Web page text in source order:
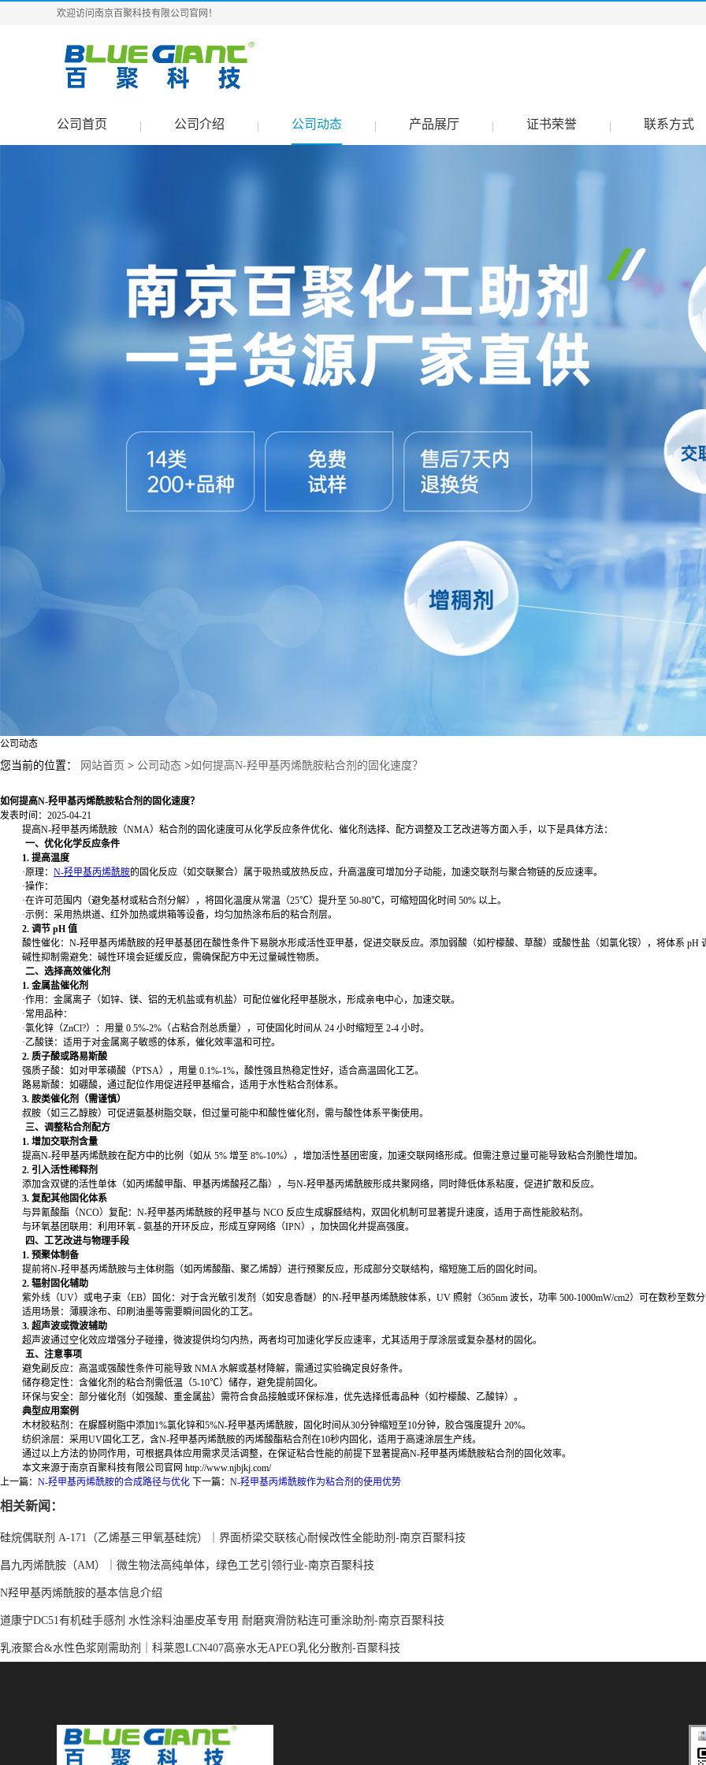
欢迎访问南京百聚科技有限公司官网！
公司首页 公司介绍 公司动态 产品展厅 证书荣誉 联系方式
公司动态
您当前的位置： 网站首页 > 公司动态 >如何提高N-羟甲基丙烯酰胺粘合剂的固化速度？
如何提高N-羟甲基丙烯酰胺粘合剂的固化速度？
发表时间：2025-04-21
提高N-羟甲基丙烯酰胺（NMA）粘合剂的固化速度可从化学反应条件优化、催化剂选择、配方调整及工艺改进等方面入手，以下是具体方法：
一、优化化学反应条件
1.提高温度
·原理： N-羟甲基丙烯酰胺的固化反应（如交联聚合）属于吸热或放热反应，升高温度可增加分子动能，加速交联剂与聚合物链的反应速率。
·操作：
·在许可范围内（避免基材或粘合剂分解），将固化温度从常温（25℃）提升至 50-80℃，可缩短固化时间 50% 以上。
·示例：采用热烘道、红外加热或烘箱等设备，均匀加热涂布后的粘合剂层。
2.调节pH值
酸性催化： N-羟甲基丙烯酰胺的羟甲基基团在酸性条件下易脱水形成活性亚甲基，促进交联反应。添加弱酸（如柠檬酸、草酸）或酸性盐（如氯化铵），将体系 pH
碱性抑制需避免：碱性环境会延缓反应，需确保配方中无过量碱性物质。
二、选择高效催化剂
1.金属盐催化剂
·作用：金属离子（如锌、镁、铝的无机盐或有机盐）可配位催化羟甲基脱水，形成亲电中心，加速交联。
·常用品种：
·氯化锌（ZnCl?）：用量 0.5%-2% （占粘合剂总质量），可使固化时间从 24 小时缩短至 2-4 小时。
·乙酸镁：适用于对金属离子敏感的体系，催化效率温和可控。
2.质子酸或路易斯酸
强质子酸：如对甲苯磺酸（PTSA），用量 0.1%-1%，酸性强且热稳定性好，适合高温固化工艺。
路易斯酸：如硼酸，通过配位作用促进羟甲基缩合，适用于水性粘合剂体系。
3.胺类催化剂（需谨慎）
叔胺（如三乙醇胺）可促进氨基树脂交联，但过量可能中和酸性催化剂，需与酸性体系平衡使用。
三、调整粘合剂配方
1.增加交联剂含量
提高N-羟甲基丙烯酰胺在配方中的比例（如从 5% 增至 8%-10%），增加活性基团密度，加速交联网络形成。但需注意过量可能导致粘合剂脆性增加。
2. 引入活性稀释剂
添加含双键的活性单体（如丙烯酸甲酯、甲基丙烯酸羟乙酯），与N-羟甲基丙烯酰胺形成共聚网络，同时降低体系粘度，促进扩散和反应。
3.复配其他固化体系
与异氰酸酯（NCO）复配： N-羟甲基丙烯酰胺的羟甲基与 NCO 反应生成脲醛结构，双固化机制可显著提升速度，适用于高性能胶粘剂。
与环氧基团联用：利用环氧 - 氨基的开环反应，形成互穿网络（IPN），加快固化并提高强度。
四、工艺改进与物理手段
1.预聚体制备
提前将N-羟甲基丙烯酰胺与主体树脂（如丙烯酸酯、聚乙烯醇）进行预聚反应，形成部分交联结构，缩短施工后的固化时间。
2.辐射固化辅助
紫外线（UV）或电子束（EB）固化：对于含光敏引发剂（如安息香醚）的N-羟甲基丙烯酰胺体系， UV 照射（365nm 波长，功率 500-1000mW/cm2）可在数秒至数
适用场景：薄膜涂布、印刷油墨等需要瞬间固化的工艺。
3.超声波或微波辅助
超声波通过空化效应增强分子碰撞，微波提供均匀内热，两者均可加速化学反应速率，尤其适用于厚涂层或复杂基材的固化。
五、注意事项
避免副反应：高温或强酸性条件可能导致 NMA水解或基材降解，需通过实验确定 良好条件。
储存稳定性：含催化剂的粘合剂需低温（5-10℃）储存，避免提前固化。
环保与安全：部分催化剂（如强酸、重金属盐）需符合食品接触或环保标准，优先选择低毒品种（如柠檬酸、乙酸锌）。
典型应用案例
木材胶粘剂：在脲醛树脂中添加 1%氯化锌和5%N-羟甲基丙烯酰胺，固化时间从30分钟缩短至10分钟，胶合强度提升 20%。
纺织涂层：采用UV固化工艺，含N-羟甲基丙烯酰胺的丙烯酸酯粘合剂在10秒内固化，适用于高速涂层生产线。
通过以上方法的协同作用，可根据具体应用需求灵活调整，在保证粘合性能的前提下显著提高N-羟甲基丙烯酰胺粘合剂的固化效率。
本文来源于南京百聚科技有限公司官网 http://www.njbjkj.com/
上一篇： N-羟甲基丙烯酰胺的合成路径与优化 下一篇： N-羟甲基丙烯酰胺作为粘合剂的使用优势
相关新闻：
硅烷偶联剂 A-171（乙烯基三甲氧基硅烷）｜界面桥梁交联核心耐候改性全能助剂-南京百聚科技
昌九丙烯酰胺（AM）｜微生物法高纯单体，绿色工艺引领行业-南京百聚科技
N羟甲基丙烯酰胺的基本信息介绍
道康宁DC51有机硅手感剂 水性涂料油墨皮革专用 耐磨爽滑防粘连可重涂助剂-南京百聚科技
乳液聚合&水性色浆刚需助剂｜科莱恩LCN407高亲水无APEO乳化分散剂-百聚科技